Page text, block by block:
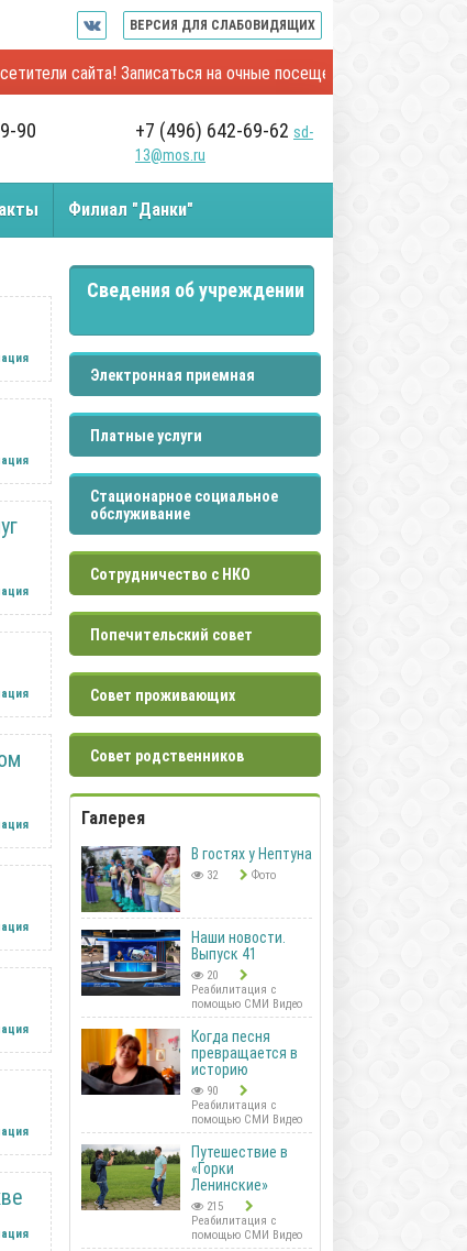
ВЕРСИЯ ДЛЯ СЛАБОВИДЯЩИХ
сайта! Записаться на очные посещения и онлайн-
+7 (496) 642-69-62 sd-
13@mos.ru
90
Филиал "Данки"
Сведения об учреждении
Электронная приемная
Платные услуги
Стационарное социальное
обслуживание
Сотрудничество с НКО
Попечительский совет
Совет проживающих
Совет родственников
Галерея
В гостях у Нептуна
32 Фото
Наши новости.
Выпуск 41
20
Реабилитация с
помощью СМИ Видео
Когда песня
превращается в
историю
90
Реабилитация с
помощью СМИ Видео
Путешествие в
«Горки
Ленинские»
215
Реабилитация с
помощью СМИ Видео